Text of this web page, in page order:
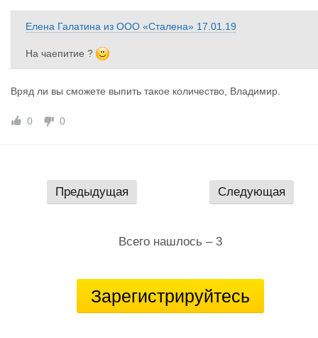
Елена Галатина из ООО «Сталена» 17.01.19
На чаепитие ?
Вряд ли вы сможете выпить такое количество, Владимир.
0 0
Предыдущая Следующая
Всего нашлось – 3
Зарегистрируйтесь